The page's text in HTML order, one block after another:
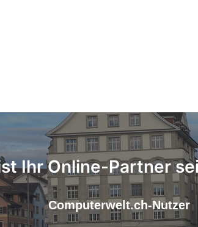
Ihr Online-Partner
Computerwelt.ch-Nutzer